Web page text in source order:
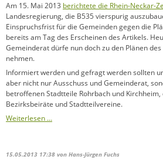
Am 15. Mai 2013 berichtete die Rhein-Neckar-
Landesregierung, die B535 vierspurig
Einspruchsfrist für die Gemeinden gegen die
bereits am Tag des Erscheinen des Artikels.
Gemeinderat dürfe nun doch zu den Plänen
nehmen.
Informiert werden und gefragt werden sollten
aber nicht nur Ausschuss und Gemeinderat,
betroffenen Stadtteile Rohrbach und Kirchheim,
Bezirksbeiräte und Stadtteilvereine.
Weiterlesen …B
nun
15.05.2013 17:38 von Hans-Jürgen Fuchs